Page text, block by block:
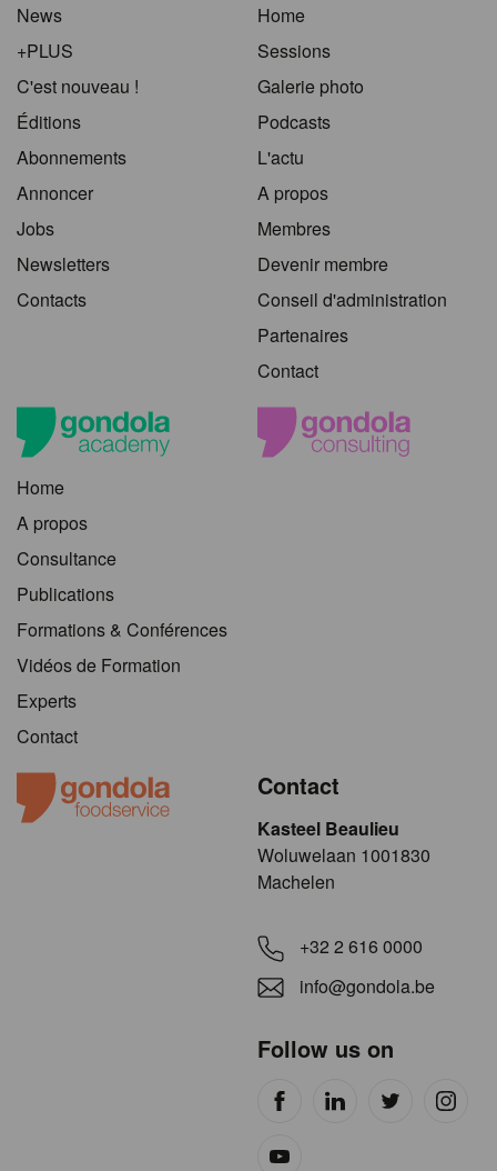
News
+PLUS
C'est nouveau !
Éditions
Abonnements
Annoncer
Jobs
Newsletters
Contacts
Home
Sessions
Galerie photo
Podcasts
L'actu
A propos
Membres
Devenir membre
Conseil d'administration
Partenaires
Contact
Home
A propos
Consultance
Publications
Formations & Conférences
Vidéos de Formation
Experts
Contact
Contact
Kasteel Beaulieu
​​​Woluwelaan 1001830
Machelen
+32 2 616 0000
info@gondola.be
Follow us on